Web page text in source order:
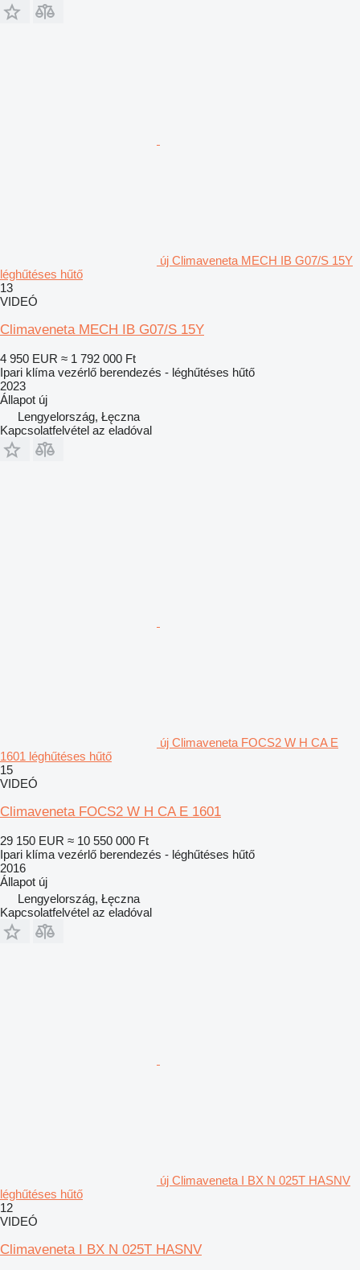
új Climaveneta MECH IB G07/S 15Y
léghűtéses hűtő
13
VIDEÓ
Climaveneta MECH IB G07/S 15Y
4 950 EUR ≈ 1 792 000 Ft
Ipari klíma vezérlő berendezés - léghűtéses hűtő
2023
Állapot új
Lengyelország, Łęczna
Kapcsolatfelvétel az eladóval
új Climaveneta FOCS2 W H CA E
1601 léghűtéses hűtő
15
VIDEÓ
Climaveneta FOCS2 W H CA E 1601
29 150 EUR ≈ 10 550 000 Ft
Ipari klíma vezérlő berendezés - léghűtéses hűtő
2016
Állapot új
Lengyelország, Łęczna
Kapcsolatfelvétel az eladóval
új Climaveneta I BX N 025T HASNV
léghűtéses hűtő
12
VIDEÓ
Climaveneta I BX N 025T HASNV